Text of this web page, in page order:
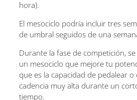
hora).
El mesociclo podría incluir tres
de umbral seguidos de una
Durante la fase de competición,
un mesociclo que mejore tu
que es la capacidad de pedalear
cadencia muy alta durante un
tiempo.